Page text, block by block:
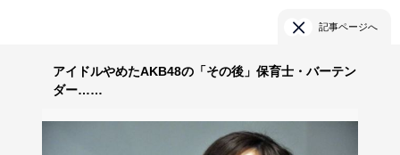
記事ページへ
アイドルやめたAKB48の「その後」保育士・バーテン
ダー……